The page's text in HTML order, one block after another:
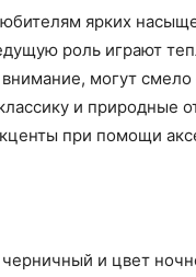
ярких
роль играют
могут смело
и природные
при помощи
и цвет